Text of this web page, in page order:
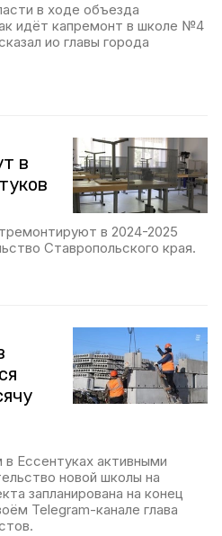
в ходе объезда
идёт капремонт в школе №4
ио главы города
в
в 2024-2025
Ставропольского края.
Ессентуках активными
новой школы на
запланирована на конец
Telegram-канале глава